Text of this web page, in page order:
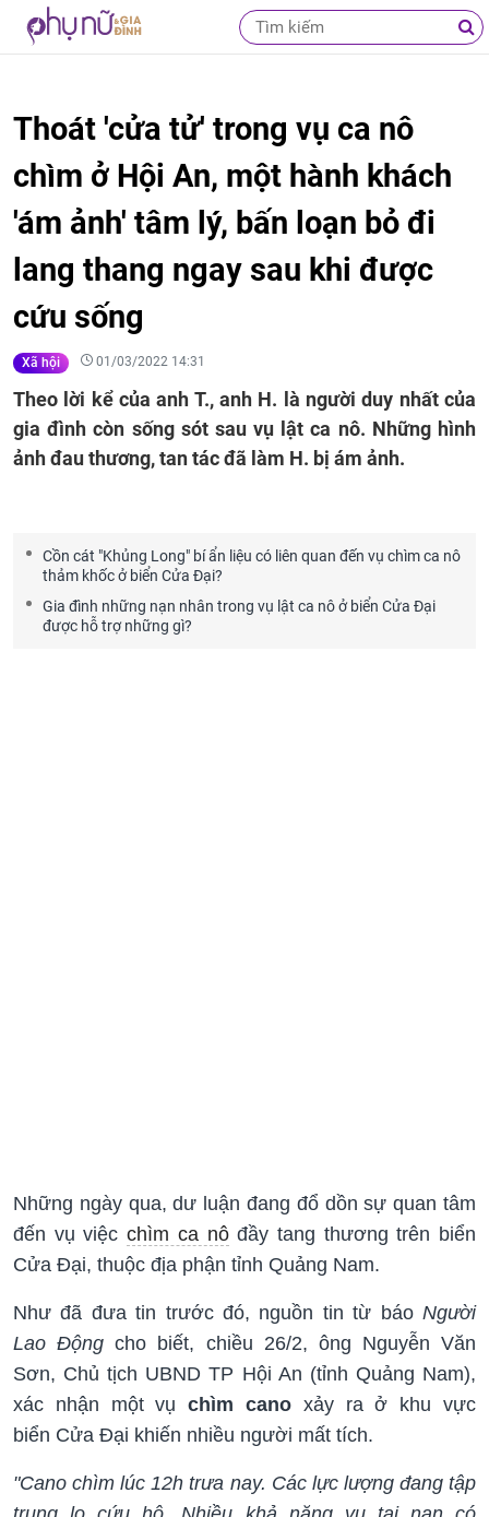
Thoát 'cửa tử' trong vụ ca nô
chìm ở Hội An, một hành khách
'ám ảnh' tâm lý, bấn loạn bỏ đi
lang thang ngay sau khi được
cứu sống
Xã hội 01/03/2022 14:31
Theo lời kể của anh T., anh H. là người duy nhất của
gia đình còn sống sót sau vụ lật ca nô. Những hình
ảnh đau thương, tan tác đã làm H. bị ám ảnh.
Cồn cát "Khủng Long" bí ẩn liệu có liên quan đến vụ chìm ca nô
thảm khốc ở biển Cửa Đại?
Gia đình những nạn nhân trong vụ lật ca nô ở biển Cửa Đại
được hỗ trợ những gì?
Những ngày qua, dư luận đang đổ dồn sự quan tâm
đến vụ việcchìm ca nôđầy tang thương trên biển
Cửa Đại, thuộc địa phận tỉnh Quảng Nam.
Như đã đưa tin trước đó, nguồn tin từ báo Người
Lao Độngcho biết, chiều 26/2, ông Nguyễn Văn
Sơn, Chủ tịch UBND TP Hội An (tỉnh Quảng Nam),
xác nhận một vụchìm cano xảy ra ở khu vực
biển Cửa Đại khiến nhiều người mất tích.
"Cano chìm lúc 12h trưa nay. Các lực lượng đang tập